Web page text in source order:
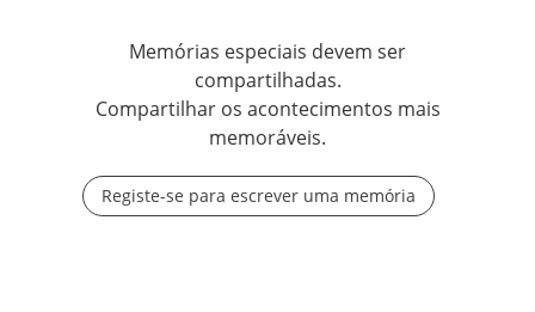
Memórias especiais devem ser
compartilhadas.
Compartilhar os acontecimentos mais
memoráveis.
Registe-se para escrever uma memória